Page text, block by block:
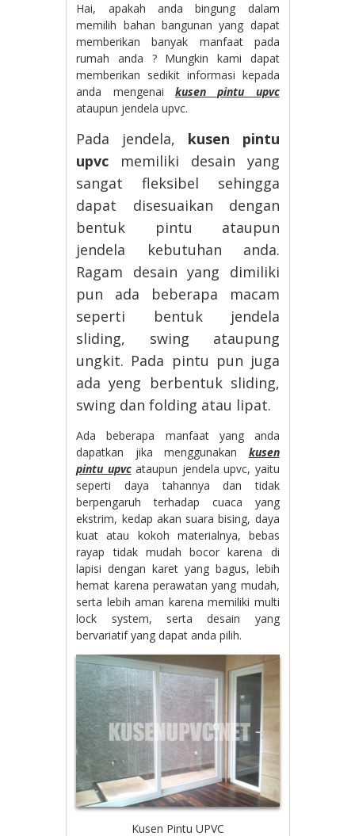
Hai, apakah anda bingung dalam
memilih bahan bangunan yang dapat
memberikan banyak manfaat pada
rumah anda ? Mungkin kami dapat
memberikan sedikit informasi kepada
anda mengenai kusen pintu upvc
ataupun jendela upvc.
Pada jendela, kusen pintu
upvc memiliki desain yang
sangat fleksibel sehingga
dapat disesuaikan dengan
bentuk pintu ataupun
jendela kebutuhan anda.
Ragam desain yang dimiliki
pun ada beberapa macam
seperti bentuk jendela
sliding, swing ataupung
ungkit. Pada pintu pun juga
ada yeng berbentuk sliding,
swing dan folding atau lipat.
Ada beberapa manfaat yang anda
dapatkan jika menggunakan kusen
pintu upvcataupun jendela upvc, yaitu
seperti daya tahannya dan tidak
berpengaruh terhadap cuaca yang
ekstrim, kedap akan suara bising, daya
kuat atau kokoh materialnya, bebas
rayap tidak mudah bocor karena di
lapisi dengan karet yang bagus, lebih
hemat karena perawatan yang mudah,
serta lebih aman karena memiliki multi
lock system, serta desain yang
bervariatif yang dapat anda pilih.
Kusen Pintu UPVC